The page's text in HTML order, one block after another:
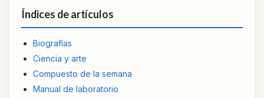
Índices de artículos
Biografías
Ciencia y arte
Compuesto de la semana
Manual de laboratorio